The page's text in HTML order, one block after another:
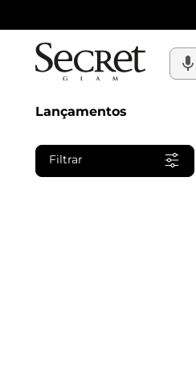
O
Lançamentos
Filtrar